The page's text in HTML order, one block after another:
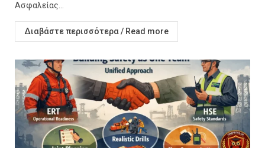
Ασφαλείας...
Διαβάστε περισσότερα / Read more